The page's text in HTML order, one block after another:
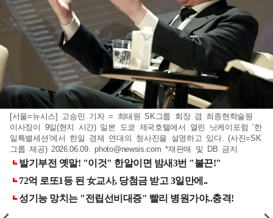
[서울=뉴시스] 고승민 기자 = 최태원 SK그룹 회장 겸 최종현학술원
이사장이 9일(현지 시간) 일본 도쿄 제국호텔에서 열린 닛케이포럼 ‘한
일특별세션’에서 한일 경제 연대의 청사진을 설명하고 있다. (사진=SK
그룹 제공) 2026.06.09.photo@newsis.com *재판매 및 DB 금지